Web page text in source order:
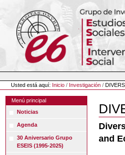
contenido.
navegación
Herramientas
Personales
Usted está aquí: Inicio / Investigación /
Menú principal
Noticias
Agenda
30 Aniversario Grupo
ESEIS (1995-2025)
and